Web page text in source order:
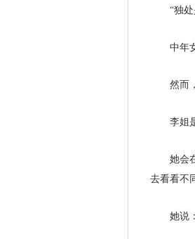
“独
中年
然而
李姐
她会
去看看不
她说